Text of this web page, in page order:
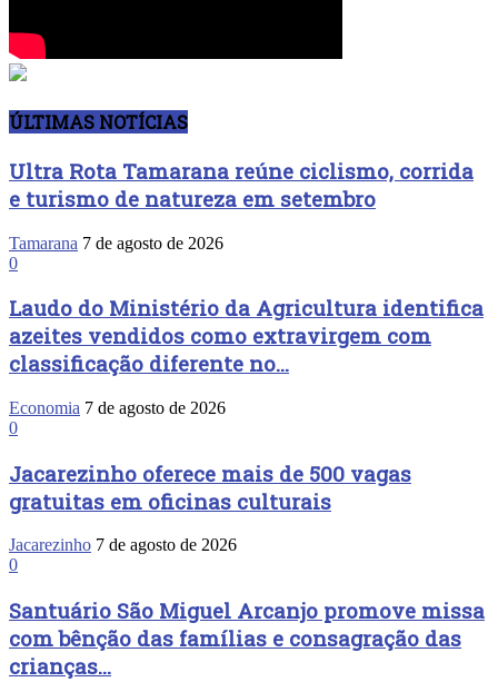
ÚLTIMAS NOTÍCIAS
Ultra Rota Tamarana reúne ciclismo, corrida
e turismo de natureza em setembro
Tamarana 7 de agosto de 2026
0
Laudo do Ministério da Agricultura identifica
azeites vendidos como extravirgem com
classificação diferente no...
Economia 7 de agosto de 2026
0
Jacarezinho oferece mais de 500 vagas
gratuitas em oficinas culturais
Jacarezinho 7 de agosto de 2026
0
Santuário São Miguel Arcanjo promove missa
com bênção das famílias e consagração das
crianças...